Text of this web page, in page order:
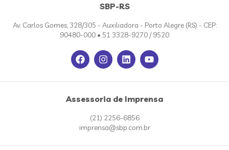
SBP-RS
Av. Carlos Gomes, 328/305 - Auxiliadora - Porto Alegre (RS) - CEP:
90480-000 • 51 3328-9270 / 9520
Assessoria de Imprensa
(21) 2256-6856
imprensa@sbp.com.br